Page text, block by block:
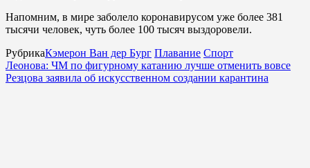
Напомним, в мире заболело коронавирусом уже более 381
тысячи человек, чуть более 100 тысяч выздоровели.
РубрикаКэмерон Ван дер Бург Плавание Спорт
Леонова: ЧМ по фигурному катанию лучше отменить вовсе
Резцова заявила об искусственном создании карантина